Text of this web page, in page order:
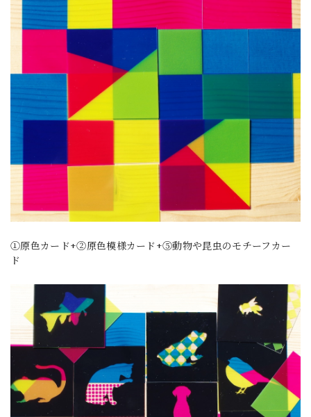
①原色カード+②原色模様カード+⑤動物や昆虫のモチーフカー
ド